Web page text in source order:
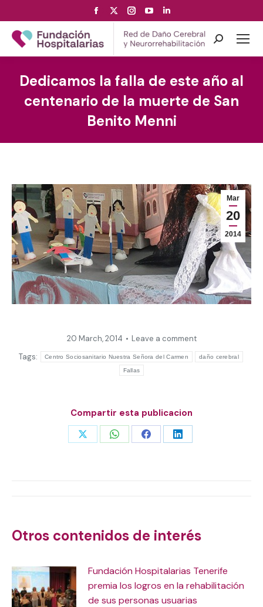
Facebook
page
opens
in
window
page
opens
in
window
Instagram
page
opens
in
window
YouTube
page
opens
in
window
page
opens
in
window
Search:
Dedicamos la falla de este año al
centenario de la muerte de San
Benito Menni
Mar
20
2014
20 March, 2014
Leave a comment
Tags:
Centro Sociosanitario Nuestra Señora del Carmen daño cerebral
Fallas
Compartir esta publicacion
Share Share Share Share
Otros contenidos de interés
Fundación Hospitalarias Tenerife
premia los logros en la rehabilitación
de sus personas usuarias